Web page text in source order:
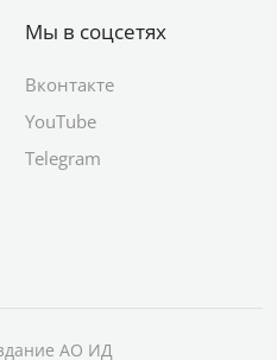
Мы в соцсетях
Вконтакте
YouTube
Telegram
АО ИД